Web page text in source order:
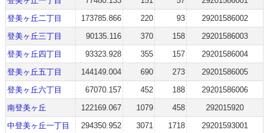
登美ヶ丘二丁目
173785.866 220 93
29201586002
登美ヶ丘三丁目
90135.116 370 158
29201586003
登美ヶ丘四丁目
93323.928 355 157
29201586004
登美ヶ丘五丁目
144149.004 690 273
29201586005
登美ヶ丘六丁目
67070.157 452 188
29201586006
南登美ヶ丘
122169.067 1079 458
292015920
中登美ヶ丘一丁目
294350.952 3071 1718
29201593001